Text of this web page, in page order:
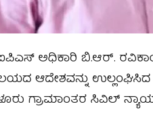
ಅಧಿಕಾರಿ ಬಿ.ಆರ್.
ಆದೇಶವನ್ನು
ಗ್ರಾಮಾಂತರ ಸಿವಿಲ್